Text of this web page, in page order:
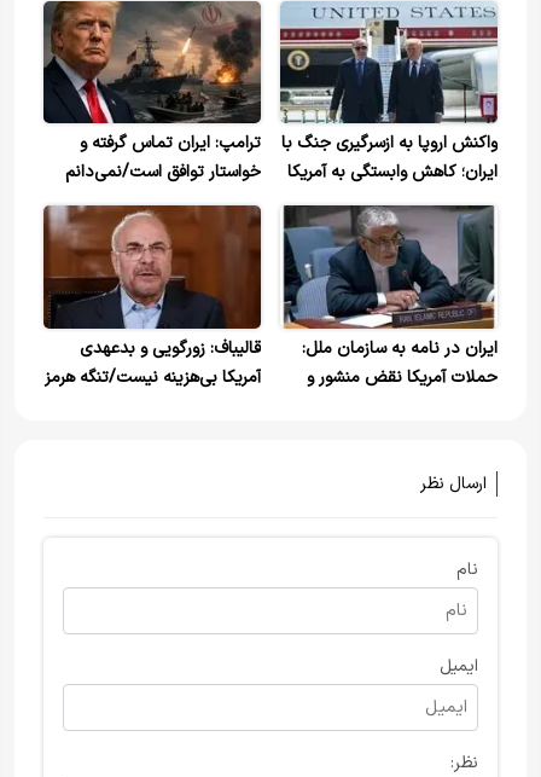
واکنش اروپا به ازسرگیری جنگ با
ایران؛ کاهش وابستگی به آمریکا
و تقویت توان دفاعی مستقل
ترامپ: ایران تماس گرفته و
خواستار توافق است/نمی‌دانم
شایستگی دارند یا نه
ایران در نامه به سازمان ملل:
حملات آمریکا نقض منشور و
قالیباف: زورگویی و بدعهدی
آمریکا بی‌هزینه نیست/تنگه هرمز
ارسال نظر
نام
ایمیل
نظر: